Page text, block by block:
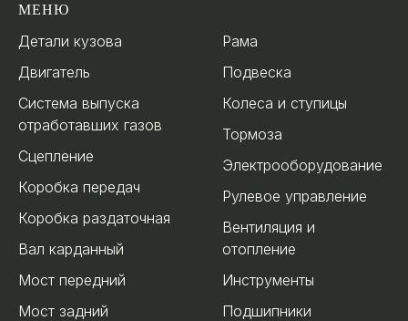
МЕНЮ
Детали кузова
Двигатель
Система выпуска
отработавших газов
Сцепление
Коробка передач
Коробка раздаточная
Вал карданный
Мост передний
Мост задний
Рама
Подвеска
Колеса и ступицы
Тормоза
Электрооборудование
Рулевое управление
Вентиляция и
отопление
Инструменты
Подшипники